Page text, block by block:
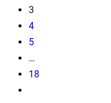
3
4
5
…
18